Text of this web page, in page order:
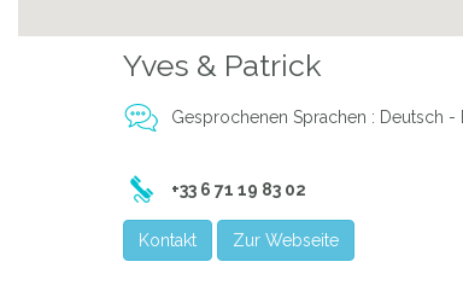
Yves & Patrick
Gesprochenen Sprachen : Deutsch
+33 6 71 19 83 02
Kontakt Zur Webseite